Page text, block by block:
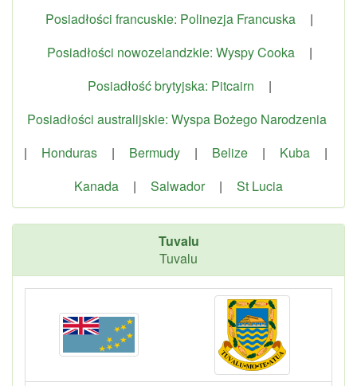
Posiadłości francuskie: Polinezja Francuska
|
Posiadłości nowozelandzkie: Wyspy Cooka
|
Posiadłość brytyjska: Pitcairn
|
Posiadłości australijskie: Wyspa Bożego Narodzenia
|
Honduras | Bermudy | Belize | Kuba
|
Kanada
| Salwador | St Lucia
Tuvalu
Tuvalu